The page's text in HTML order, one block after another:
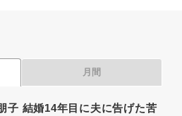
月間
子 結婚14年目に夫に告げた苦